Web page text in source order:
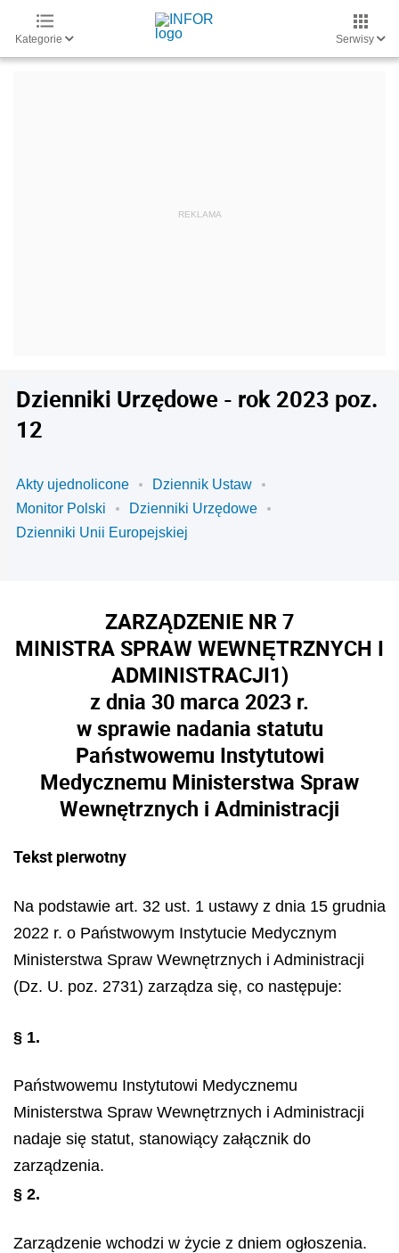
Kategorie Serwisy
Dzienniki Urzędowe - rok 2023 poz.
12
Akty ujednolicone
Dziennik Ustaw
Monitor Polski
Dzienniki Urzędowe
Dzienniki Unii Europejskiej
ZARZĄDZENIE NR 7
MINISTRA SPRAW WEWNĘTRZNYCH I
ADMINISTRACJI1)
z dnia 30 marca 2023 r.
w sprawie nadania statutu
Państwowemu Instytutowi
Medycznemu Ministerstwa Spraw
Wewnętrznych i Administracji
Tekst pierwotny
Na podstawie art. 32 ust. 1 ustawy z dnia 15 grudnia
2022 r. o Państwowym Instytucie Medycznym
Ministerstwa Spraw Wewnętrznych i Administracji
(Dz. U. poz. 2731) zarządza się, co następuje:
§ 1.
Państwowemu Instytutowi Medycznemu
Ministerstwa Spraw Wewnętrznych i Administracji
nadaje się statut, stanowiący załącznik do
zarządzenia.
§ 2.
Zarządzenie wchodzi w życie z dniem ogłoszenia.